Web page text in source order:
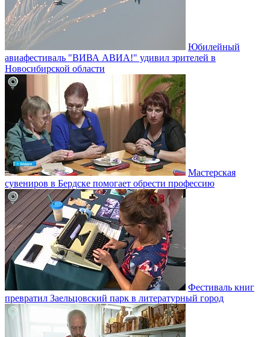
Юбилейный
авиафестиваль "ВИВА АВИА!" удивил зрителей в
Новосибирской области
Мастерская
сувениров в Бердске помогает обрести профессию
Фестиваль книг
превратил Заельцовский парк в литературный город